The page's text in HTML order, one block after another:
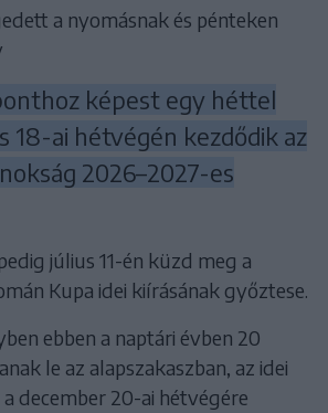
a nyomásnak és pénteken
képest egy héttel
18-ai hétvégén kezdődik az
2026–2027-es
július 11-én küzd meg a
Kupa idei kiírásának győztese.
ebben a naptári évben 20
le az alapszakaszban, az idei
december 20-ai hétvégére